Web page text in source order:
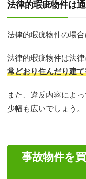
法律的瑕疵物件は
法律的瑕疵物件の場合
法律的瑕疵物件は法律
常どおり住んだり建
また、違反内容によ
少幅も広いでしょう。
事故物件を